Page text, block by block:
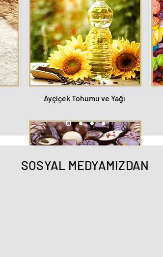
Ayçiçek Tohumu ve Yağı
SOSYAL MEDYAMIZDAN